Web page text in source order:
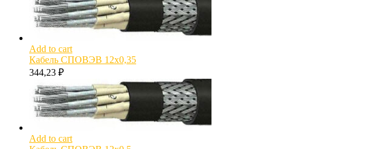
Add to cart
Кабель СПОВЭВ 12х0,35
344,23 ₽
Add to cart